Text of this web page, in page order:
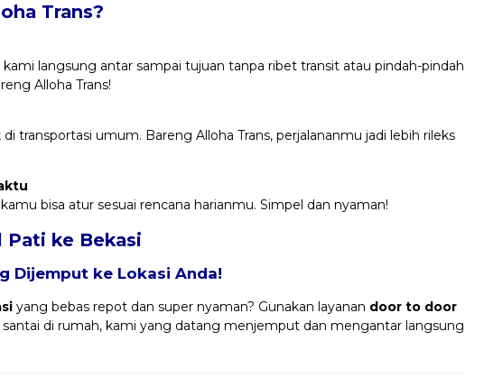
Trans?
langsung antar sampai tujuan tanpa ribet transit atau pindah-pindah
Alloha Trans!
transportasi umum. Bareng Alloha Trans, perjalananmu jadi lebih rileks
bisa atur sesuai rencana harianmu. Simpel dan nyaman!
Pati ke Bekasi
Dijemput ke Lokasi Anda!
yang bebas repot dan super nyaman? Gunakan layanan door to door
di rumah, kami yang datang menjemput dan mengantar langsung